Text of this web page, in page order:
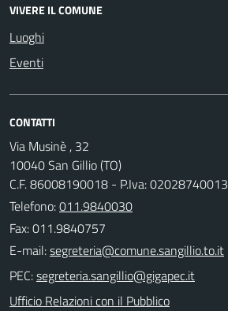
VIVERE IL COMUNE
Luoghi
Eventi
CONTATTI
Via Musinè , 32
10040 San Gillio (TO)
C.F. 86008190018 - P.Iva: 02028740013
Telefono:011.9840030
Fax: 011.9840757
E-mail:
PEC:
Ufficio Relazioni con il Pubblico